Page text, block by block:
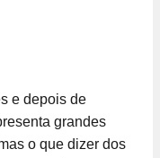
e depois de
grandes
o que dizer dos